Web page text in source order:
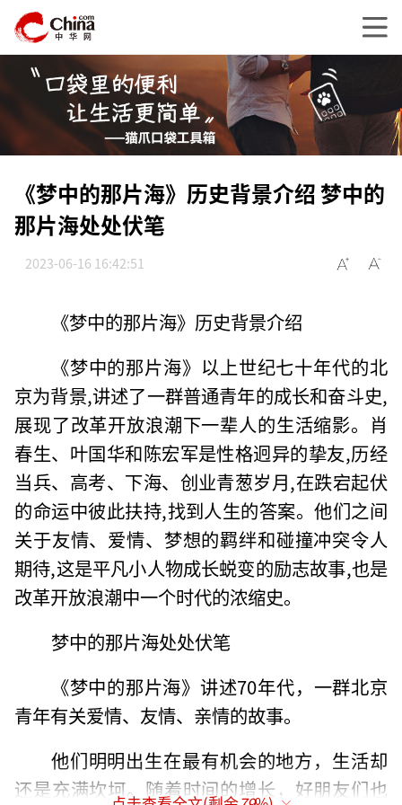
《梦中的那片海》历史背景介绍 梦中的
那片海处处伏笔
2023-06-16 16:42:51
《梦中的那片海》历史背景介绍
《梦中的那片海》以上世纪七十年代的北
京为背景,讲述了一群普通青年的成长和奋斗史,
展现了改革开放浪潮下一辈人的生活缩影。肖
春生、叶国华和陈宏军是性格迥异的挚友,历经
当兵、高考、下海、创业青葱岁月,在跌宕起伏
的命运中彼此扶持,找到人生的答案。他们之间
关于友情、爱情、梦想的羁绊和碰撞冲突令人
期待,这是平凡小人物成长蜕变的励志故事,也是
改革开放浪潮中一个时代的浓缩史。
梦中的那片海处处伏笔
《梦中的那片海》讲述70年代，一群北京
青年有关爱情、友情、亲情的故事。
他们明明出生在最有机会的地方，生活却
还是充满坎坷。随着时间的增长，好朋友们也